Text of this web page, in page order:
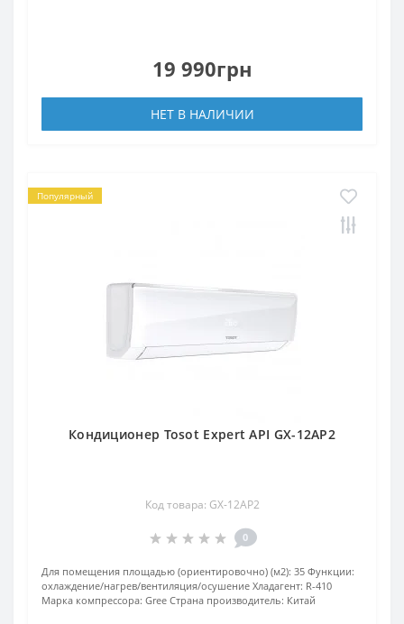
19 990грн
НЕТ В НАЛИЧИИ
Популярный
Кондиционер Tosot Expert API GX-12AP2
Код товара: GX-12AP2
0
Для помещения площадью (ориентировочно) (м2): 35 Функции:
охлаждение/нагрев/вентиляция/осушение Хладагент: R-410
Марка компрессора: Gree Страна производитель: Китай